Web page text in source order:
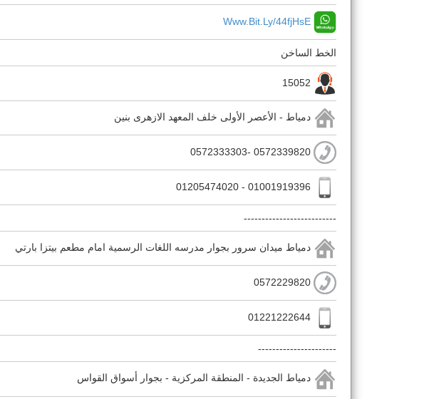
Www.bit.ly/44fjHsE
الخط الساخن
دمياط - الأعصر الأولى خلف المعهد الازهرى بنين
--------------------------
دمياط ميدان سرور بجوار مدرسه اللغات الرسمية امام مطعم بيتزا بارتي
----------------------
دمياط الجديدة - المنطقة المركزية - بجوار أسواق القواس